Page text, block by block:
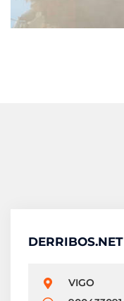
DERRIBOS.NET
VIGO